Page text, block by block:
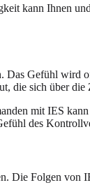
kann Ihnen
Das Gefühl wird
die sich über
mit IES
des
Die Folgen von